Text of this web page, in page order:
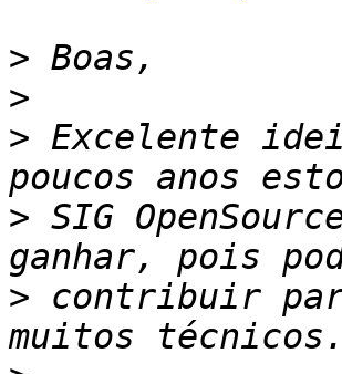
>
>
> Excelente
> SIG
> contribuir